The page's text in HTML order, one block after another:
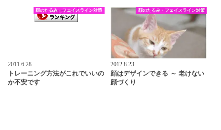
顔のたるみ・フェイスライン対策
2011.6.28
トレーニング方法がこれでいいの
か不安です
顔のたるみ・フェイスライン対策
2012.8.23
顔はデザインできる ～ 老けない
顔づくり